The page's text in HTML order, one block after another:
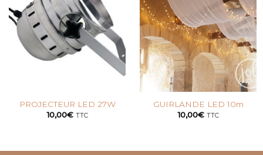
PROJECTEUR LED 27W
10,00€ TTC
GUIRLANDE LED 10m
10,00€ TTC